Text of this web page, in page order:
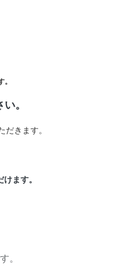
。
きます。
ます。
。